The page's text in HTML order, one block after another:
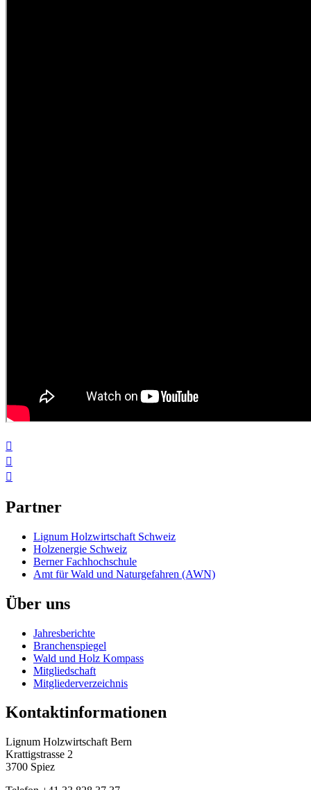



Partner
Lignum Holzwirtschaft Schweiz
Holzenergie Schweiz
Berner Fachhochschule
Amt für Wald und Naturgefahren (AWN)
Über uns
Jahresberichte
Branchenspiegel
Wald und Holz Kompass
Mitgliedschaft
Mitgliederverzeichnis
Kontaktinformationen
Lignum Holzwirtschaft Bern
Krattigstrasse 2
3700 Spiez